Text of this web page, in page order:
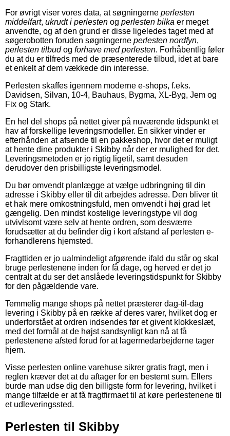
For øvrigt viser vores data, at søgningerne perlesten
middelfart, ukrudt i perlesten og perlesten bilka er meget
anvendte, og af den grund er disse ligeledes taget med af
søgerobotten foruden søgningerne perlesten nordfyn,
perlesten tilbudog forhave med perlesten. Forhåbentlig føler
du at du er tilfreds med de præsenterede tilbud, idet at bare
et enkelt af dem vækkede din interesse.
Perlesten skaffes igennem moderne e-shops, f.eks.
Davidsen, Silvan, 10-4, Bauhaus, Bygma, XL-Byg, Jem og
Fix og Stark.
En hel del shops på nettet giver på nuværende tidspunkt et
hav af forskellige leveringsmodeller. En sikker vinder er
efterhånden at afsende til en pakkeshop, hvor det er muligt
at hente dine produkter i Skibby når der er mulighed for det.
Leveringsmetoden er jo rigtig ligetil, samt desuden
derudover den prisbilligste leveringsmodel.
Du bør omvendt planlægge at vælge udbringning til din
adresse i Skibby eller til dit arbejdes adresse. Den bliver tit
et hak mere omkostningsfuld, men omvendt i høj grad let
gængelig. Den mindst kostelige leveringstype vil dog
utvivlsomt være selv at hente ordren, som desværre
forudsætter at du befinder dig i kort afstand af perlesten e-
forhandlerens hjemsted.
Fragttiden er jo ualmindeligt afgørende ifald du står og skal
bruge perlestenene inden for få dage, og herved er det jo
centralt at du ser det anslåede leveringstidspunkt for Skibby
for den pågældende vare.
Temmelig mange shops på nettet præsterer dag-til-dag
levering i Skibby på en række af deres varer, hvilket dog er
underforstået at ordren indsendes før et givent klokkeslæt,
med det formål at de højst sandsynligt kan nå at få
perlestenene afsted forud for at lagermedarbejderne tager
hjem.
Visse perlesten online varehuse sikrer gratis fragt, men i
reglen kræver det at du aftager for en bestemt sum. Ellers
burde man udse dig den billigste form for levering, hvilket i
mange tilfælde er at få fragtfirmaet til at køre perlestenene til
et udleveringssted.
Perlesten til Skibby